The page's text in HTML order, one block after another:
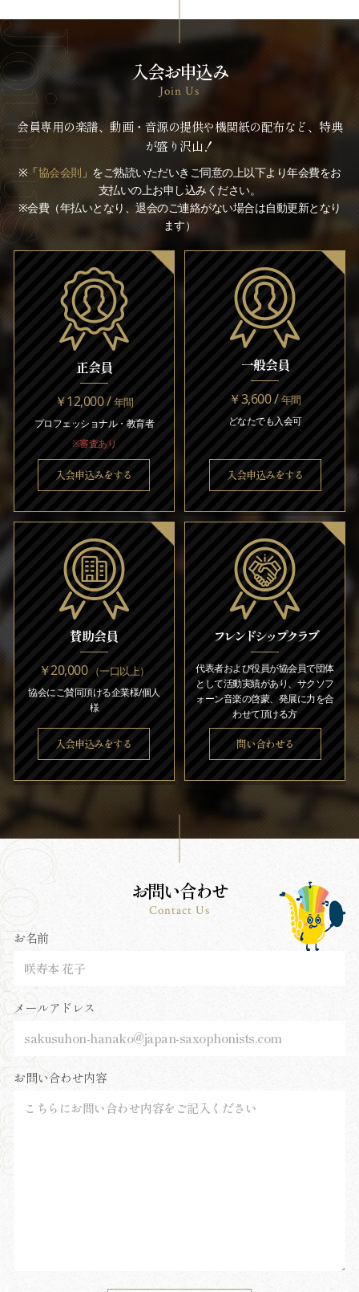
入会お申込み
Join Us
会員専用の楽譜、動画・音源の提供や機関紙の配布など、特典
が盛り沢山！
※「協会会則 」をご熟読いただいきご同意の上以下より年会費をお
支払いの上お申し込みください。
※会費（年払いとなり、退会のご連絡がない場合は自動更新となり
ます）
正会員
￥12,000 /年間
プロフェッショナル・教育者
※審査あり
入会申込みをする
一般会員
￥3,600 /年間
どなたでも入会可
入会申込みをする
賛助会員
￥20,000（一口以上）
協会にご賛同頂ける企業様/個人
様
入会申込みをする
フレンドシップクラブ
代表者および役員が協会員で団体
として活動実績があり、サクソフ
ォーン音楽の啓蒙、発展に力を合
わせて頂ける方
問い合わせる
お問い合わせ
Contact Us
お名前
メールアドレス
お問い合わせ内容